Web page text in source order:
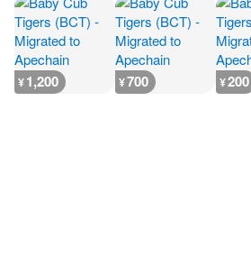
¥1,200 ¥700 ¥200